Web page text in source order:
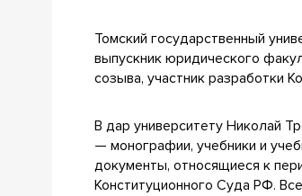
Томский государственный
выпускник юридического
созыва, участник разработки
В дар университету Николай
— монографии, учебники и
документы, относящиеся к
Конституционного Суда РФ.